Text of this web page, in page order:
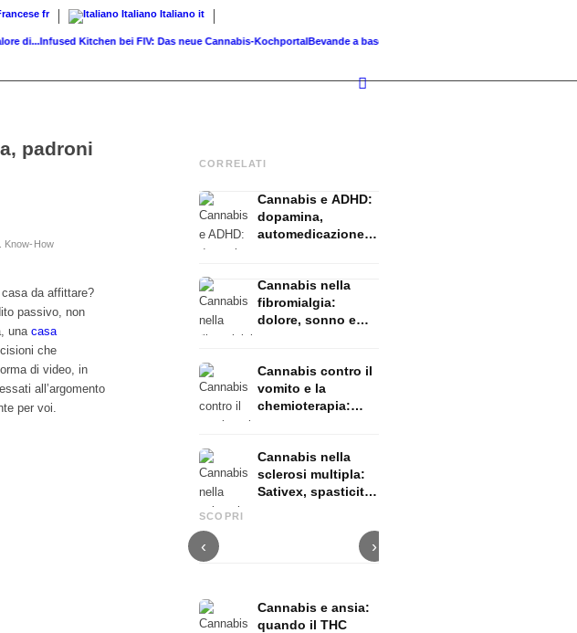
fr Italiano Italiano it
Infused Kitchen bei FIV: Das neue Cannabis-KochportalBevande a base di cannabis: smoothie, tè,...
padroni
Know-How
da affittare?
passivo, non
una casa
che
di video, in
all’argomento
per voi.
CORRELATI
Cannabis e ADHD:
dopamina,
automedicazione e
Cannabis nella
fibromialgia:
dolore, sonno e
Cannabis contro il
vomito e la
chemioterapia:
Cannabis nella
sclerosi multipla:
Sativex, spasticità
SCOPRI
‹
Cannabis e epilessia: CBD,
Epidiolex e lo stato della
›
Cannabis e ansia:
quando il THC